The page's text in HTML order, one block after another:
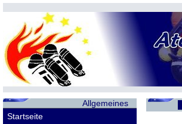
Allgemeines
Startseite